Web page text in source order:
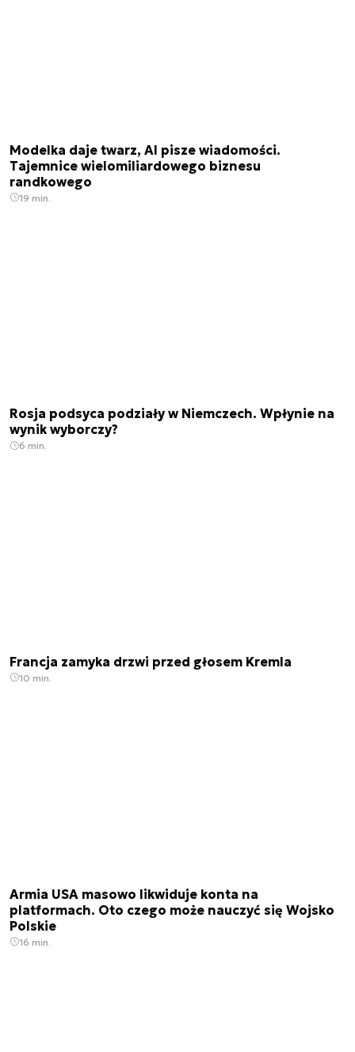
Modelka daje twarz, AI pisze wiadomości.
Tajemnice wielomiliardowego biznesu
randkowego
19 min.
Rosja podsyca podziały w Niemczech. Wpłynie na
wynik wyborczy?
6 min.
Francja zamyka drzwi przed głosem Kremla
10 min.
Armia USA masowo likwiduje konta na
platformach. Oto czego może nauczyć się Wojsko
Polskie
16 min.